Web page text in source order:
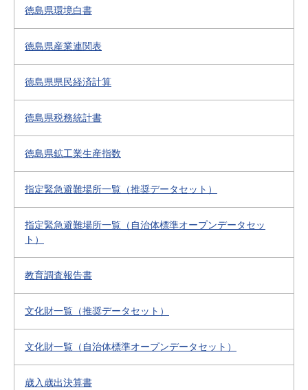
徳島県環境白書
徳島県産業連関表
徳島県県民経済計算
徳島県税務統計書
徳島県鉱工業生産指数
指定緊急避難場所一覧（推奨データセット）
指定緊急避難場所一覧（自治体標準オープンデータセッ
ト）
教育調査報告書
文化財一覧（推奨データセット）
文化財一覧（自治体標準オープンデータセット）
歳入歳出決算書